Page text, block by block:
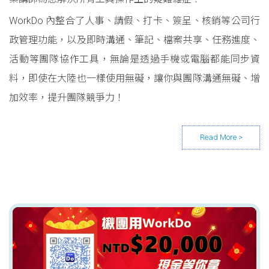
WorkDo 內整合了人事、請假、打卡、簽呈、核銷等公司行
政管理功能，以及即時溝通、筆記、檔案共享、任務進度、
活動等團隊協作工具，無論是透過手機或電腦都能同步資
料，即使在大陸也一樣使用無礙，讓你與團隊溝通無礙、增
加效率，提升團隊競爭力！